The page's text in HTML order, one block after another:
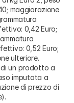
maggiorazione
0,42 Euro;
0,52 Euro;
ulteriore.
un prodotto a
imputata a
di prezzo di